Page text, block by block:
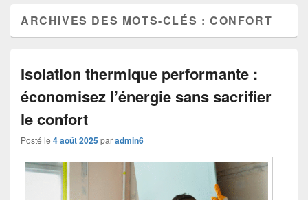
ARCHIVES DES MOTS-CLÉS :CONFORT
Isolation thermique performante :
économisez l’énergie sans sacrifier
le confort
Posté le 4 août 2025paradmin6